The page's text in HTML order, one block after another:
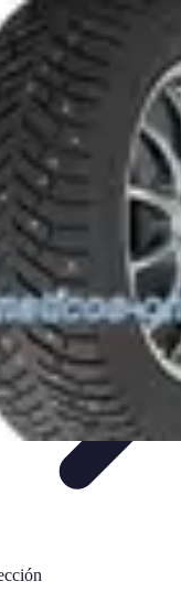
Guías y Tutoriales
CompraGuías de Compra